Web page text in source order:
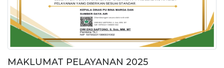
MAKLUMAT PELAYANAN 2025